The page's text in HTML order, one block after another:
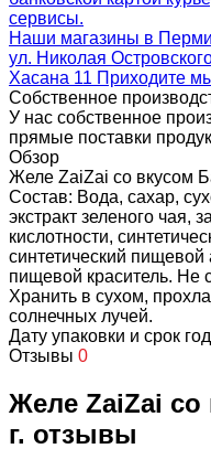
сервисы.
Наши магазины в Перми
ул. Николая
Хасана 11 Приходите
Собственное
У нас собственное
прямые поставки
Обзор
Желе ZaiZai со вкусом
Состав: Вода, сахар,
экстракт зеленого чая,
кислотности,
синтетический пищевой
пищевой краситель. Не
Хранить в сухом,
солнечных лучей.
Дату упаковки и срок
Отзывы 0
Желе ZaiZai со
г. отзывы